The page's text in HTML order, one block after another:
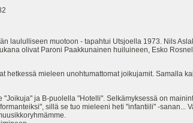
laululliseen muotoon - tapahtui Utsjoella 1973. Nils
olivat Paroni Paakkunainen huiluineen, Esko
mieleen unohtumattomat joikujamit. Samalla
ja B-puolella "Hotelli". Selkämyksessä on
sillä se tuo mieleeni heti "infantiili" -sanan...